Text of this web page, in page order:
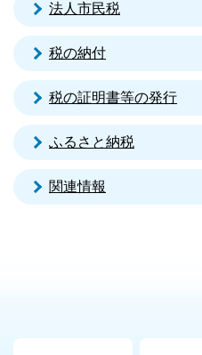
法人市民税
税の納付
税の証明書等の発行
ふるさと納税
関連情報